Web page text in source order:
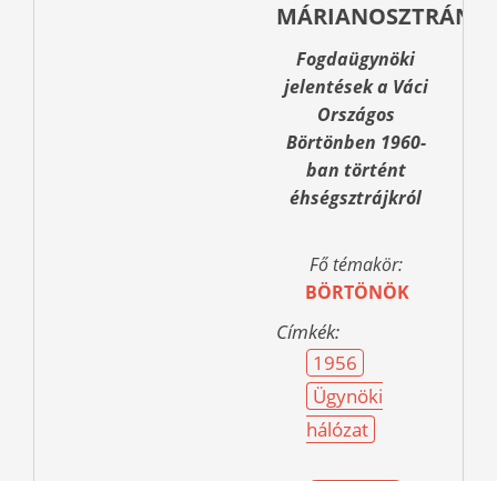
MÁRIANOSZTRÁN”
Fogdaügynöki
jelentések a Váci
Országos
Börtönben 1960-
ban történt
éhségsztrájkról
Fő témakör:
BÖRTÖNÖK
Címkék:
1956
Ügynöki
hálózat